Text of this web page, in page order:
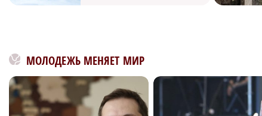
МОЛОДЕЖЬ МЕНЯЕТ МИР